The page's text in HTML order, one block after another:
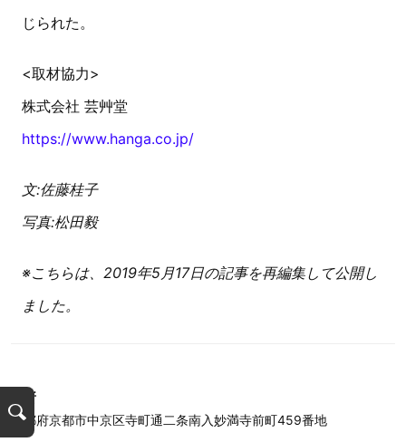
じられた。
<取材協力>
株式会社 芸艸堂
https://www.hanga.co.jp/
文:佐藤桂子
写真:松田毅
※こちらは、2019年5月17日の記事を再編集して公開し
ました。
住所
京都府京都市中京区寺町通二条南入妙満寺前町459番地
検